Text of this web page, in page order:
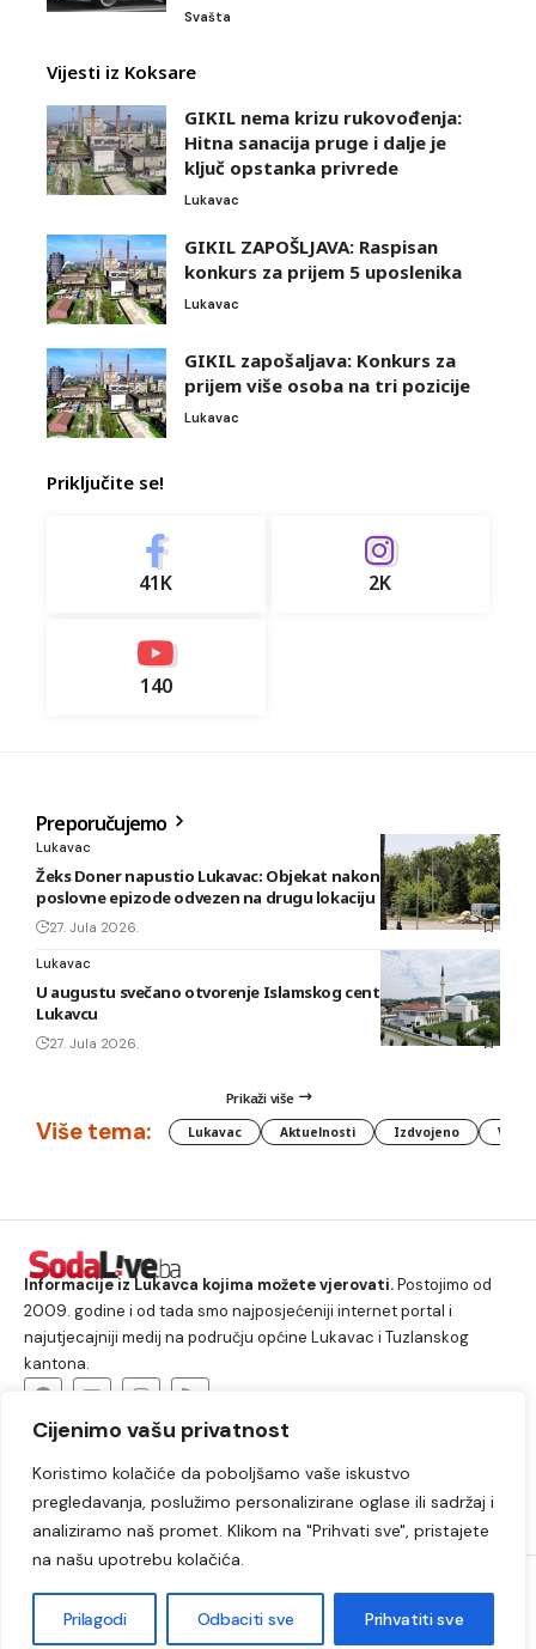
Cijenimo vašu privatnost
Koristimo kolačiće da poboljšamo vaše iskustvo
pregledavanja, poslužimo personalizirane oglase ili sadržaj i
analiziramo naš promet. Klikom na "Prihvati sve", pristajete
na našu upotrebu kolačića.
Prilagodi Odbaciti sve Prihvatiti sve
Svašta
Vijesti iz Koksare
GIKIL nema krizu rukovođenja:
Hitna sanacija pruge i dalje je
ključ opstanka privrede
Lukavac
GIKIL ZAPOŠLJAVA: Raspisan
konkurs za prijem 5 uposlenika
Lukavac
GIKIL zapošaljava: Konkurs za
prijem više osoba na tri pozicije
Lukavac
Priključite se!
41K 2K
140
Preporučujemo
Lukavac
Žeks Doner napustio Lukavac: Objekat nakon kratke
poslovne epizode odvezen na drugu lokaciju
27. Jula 2026.
Lukavac
U augustu svečano otvorenje Islamskog centra i džamije u
Lukavcu
27. Jula 2026.
Prikaži više
Više tema: Lukavac Aktuelnosti Izdvojeno
Informacije iz Lukavca kojima možete vjerovati.Postojimo od
2009. godine i od tada smo najposjećeniji internet portal i
najutjecajniji medij na području općine Lukavac i Tuzlanskog
kantona.
Lukavac Društvo Crna hronika
Sport
Kultura
Kolumne Slobodno vrijeme